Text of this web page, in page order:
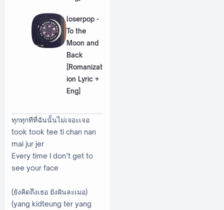
loserpop -
To the
Moon and
Back
[Romanizat
ion Lyric +
Eng]
ทุกทุกทีที่ฉันนั้นไม่เจอะเจอ
took took tee ti chan nan
mai jur jer
Every time I don’t get to
see your face
(ยังคิดถึงเธอ ยังฝันละเมอ)
(yang kidteung ter yang